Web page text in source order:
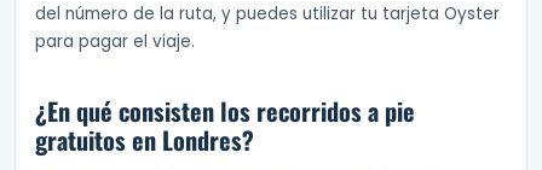
del número de la ruta, y puedes utilizar tu tarjeta Oyster
para pagar el viaje.
¿En qué consisten los recorridos a pie
gratuitos en Londres?